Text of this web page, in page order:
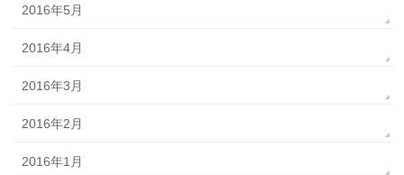
2016年5月
2016年4月
2016年3月
2016年2月
2016年1月